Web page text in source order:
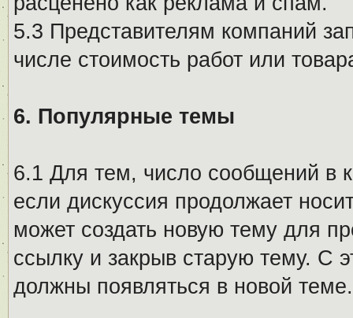
5.3 Представителям компаний
числе стоимость работ или
6. Популярные темы
6.1 Для тем, число сообщений в
если дискуссия продолжает
может создать новую тему для
ссылку и закрыв старую тему. С
должны появляться в новой теме.